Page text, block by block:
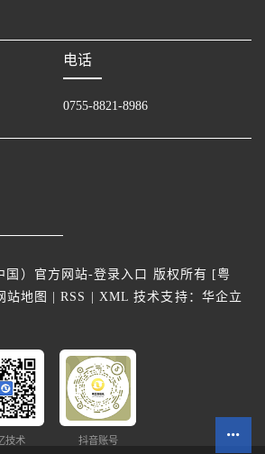
电话
0755-8821-8986
国）官方网站-登录入口 版权所有 [粤
站地图 |RSS XML 技术支持： 华企立
技术 抖音账号